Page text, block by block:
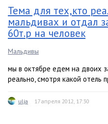
Тема для тех,кто
мальдивах и отдал
60т.р на человек
Мальдивы
мы в октябре едем на двоих
реально, смотря какой отель
ulja 17 апреля 2012, 17:30